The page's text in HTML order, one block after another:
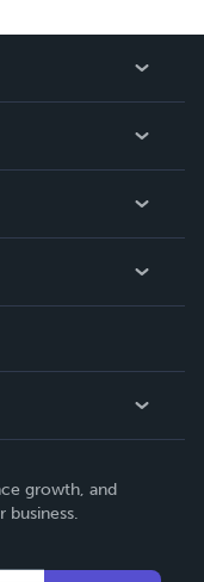
growth, and
business.